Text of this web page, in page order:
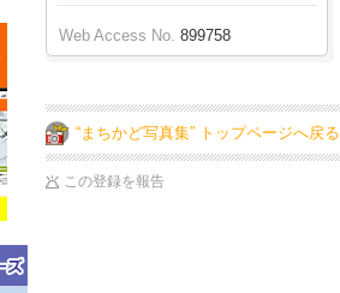
Web Access No. 899758
“まちかど写真集” トップページへ戻る
この登録を報告